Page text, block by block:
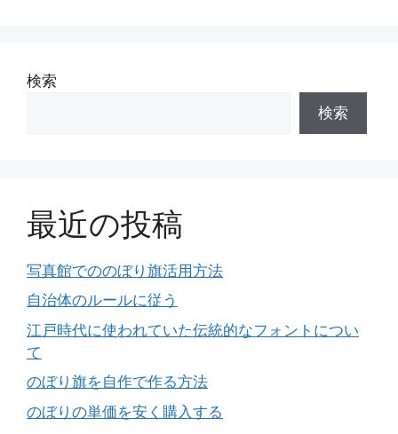
検索
検索
最近の投稿
写真館でののぼり旗活用方法
自治体のルールに従う
江戸時代に使われていた伝統的なフォントについ
て
のぼり旗を自作で作る方法
のぼりの単価を安く購入する